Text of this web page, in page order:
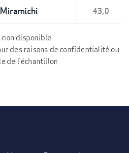
43,0
non disponible
des raisons de confidentialité ou
de l'échantillon